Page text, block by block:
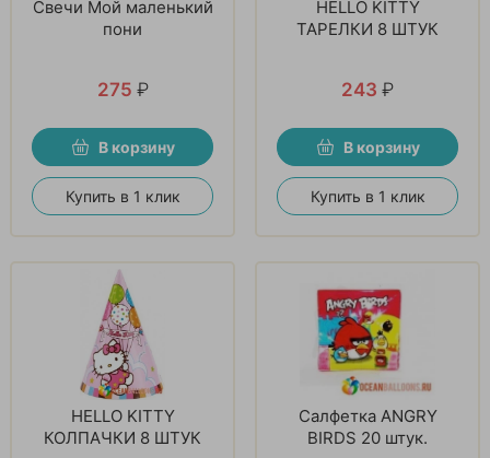
Свечи Мой маленький
пони
275 ₽
В корзину
Купить в 1 клик
HELLO KITTY
ТАРЕЛКИ 8 ШТУК
243 ₽
В корзину
Купить в 1 клик
HELLO KITTY
КОЛПАЧКИ 8 ШТУК
Салфетка ANGRY
BIRDS 20 штук.